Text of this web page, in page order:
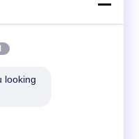
looking